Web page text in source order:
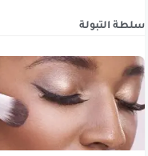
سلطة التبولة